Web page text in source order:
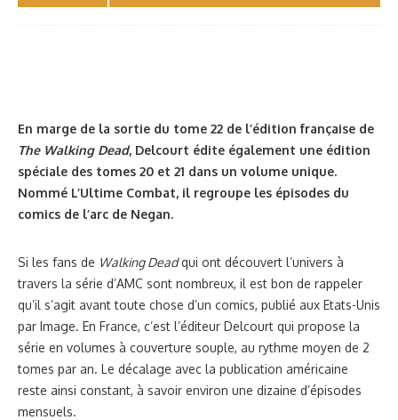
En marge de la sortie du tome 22 de l’édition française de
The Walking Dead, Delcourt édite également une édition
spéciale des tomes 20 et 21 dans un volume unique.
Nommé L’Ultime Combat, il regroupe les épisodes du
comics de l’arc de Negan.
Si les fans de Walking Deadqui ont découvert l’univers à
travers la série d’AMC sont nombreux, il est bon de rappeler
qu’il s’agit avant toute chose d’un comics, publié aux Etats-Unis
par Image. En France, c’est l’éditeur Delcourt qui propose la
série en volumes à couverture souple, au rythme moyen de 2
tomes par an. Le décalage avec la publication américaine
reste ainsi constant, à savoir environ une dizaine d’épisodes
mensuels.